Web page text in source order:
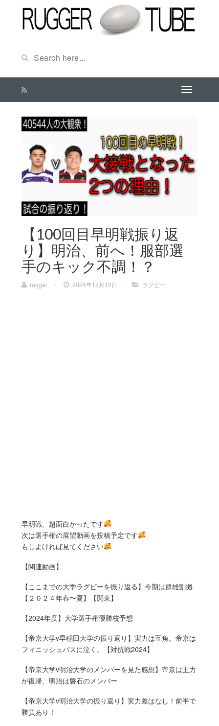
【100回目早明戦振り返
り】明治、前へ！服部選
手のキック不調！？
rugger / 2024年12月12日 / ラグビー
早明戦、超面白かったです
次は選手権の展望動画を投稿予定です
もしよければ見てください
【関連動画】
【ここまでの大学ラグビーを振り返る】今期は群雄割拠
【２０２４年春〜夏】【関東】
【2024年度】大学選手権優勝校予想
【帝京大学v早稲田大学の振り返り】実力は互角。帝京は
フィニッシュパスに泣く。【対抗戦2024】
【帝京大学v明治大学のメンバーを見た感想】帝京は主力
が復帰、明治は磐石のメンバー
【帝京大学v明治大学の振り返り】実力差はなし！前半で
勝負あり！